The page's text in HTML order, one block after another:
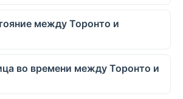
между Торонто и
во времени между Торонто и